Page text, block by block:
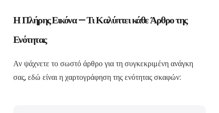
Η Πλήρης Εικόνα — Τι Καλύπτει κάθε Άρθρο της
Ενότητας
Αν ψάχνετε το σωστό άρθρο για τη συγκεκριμένη ανάγκη
σας, εδώ είναι η χαρτογράφηση της ενότητας σκαφών: